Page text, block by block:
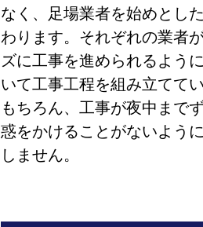
なく、足場業者を始めとし
わります。それぞれの業者
ズに工事を進められるよう
いて工事工程を組み立ててい
もちろん、工事が夜中まで
惑をかけることがないよう
しません。